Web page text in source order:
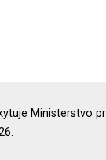
Ministerstvo